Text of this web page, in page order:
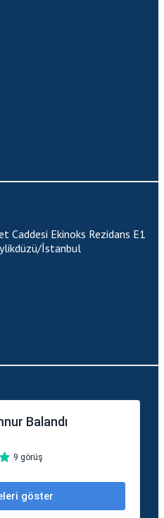
Caddesi Ekinoks Rezidans E1
İstanbul